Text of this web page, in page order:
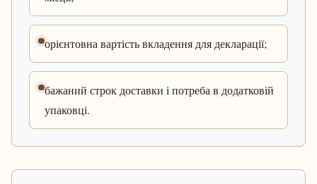
орієнтовна вартість вкладення для декларації;
бажаний строк доставки і потреба в додатковій
упаковці.